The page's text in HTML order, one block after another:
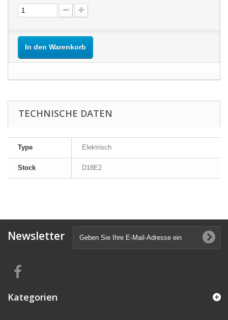
In den Warenkorb
TECHNISCHE DATEN
Type Elektrisch
Stock D18E2
Newsletter
Kategorien